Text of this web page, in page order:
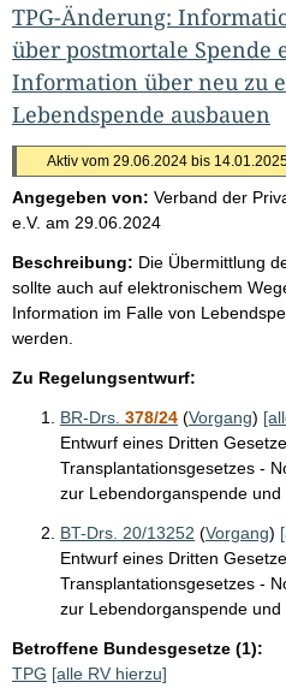
TPG-Änderung:
über postmortale
Information über neu zu
Lebendspende ausbauen
Aktiv vom 29.06.2024 bis
Angegeben von: Verband der
e.V. am 29.06.2024
Beschreibung: Die Übermittlung
sollte auch auf elektronischem
Information im Falle von
werden.
Zu Regelungsentwurf:
BR-Drs. 378/24 (Vorgang)
Entwurf eines Dritten
Transplantationsgesetzes -
zur Lebendorganspende
BT-Drs. 20/13252 (Vorgang)
Entwurf eines Dritten
Transplantationsgesetzes -
zur Lebendorganspende
Betroffene Bundesgesetze (1):
TPG [alle RV hierzu]